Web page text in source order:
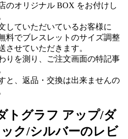
のオリジナル BOX をお付けし
していただいているお客様に
料でブレスレットのサイズ調整
させていただきます。
りを測り、ご注文画面の特記事
と、返品・交換は出来ませんの
トグラフ アップ/ダ
ック/シルバーのレビ